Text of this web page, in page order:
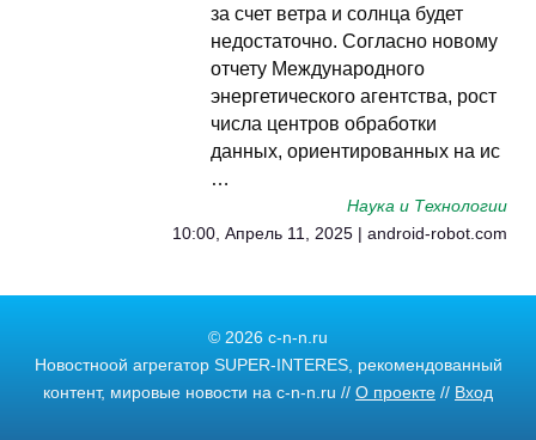
за счет ветра и солнца будет
недостаточно. Согласно новому
отчету Международного
энергетического агентства, рост
числа центров обработки
данных, ориентированных на ис
…
Наука и Технологии
10:00, Апрель 11, 2025 | android-robot.com
© 2026 c-n-n.ru
Новостноой агрегатор SUPER-INTERES, рекомендованный
контент, мировые новости на c-n-n.ru // О проекте // Вход